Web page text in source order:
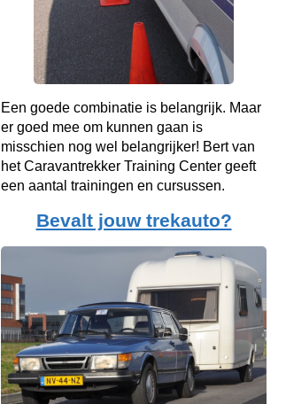
Een goede combinatie is belangrijk. Maar
er goed mee om kunnen gaan is
misschien nog wel belangrijker! Bert van
het Caravantrekker Training Center geeft
een aantal trainingen en cursussen.
Bevalt jouw trekauto?